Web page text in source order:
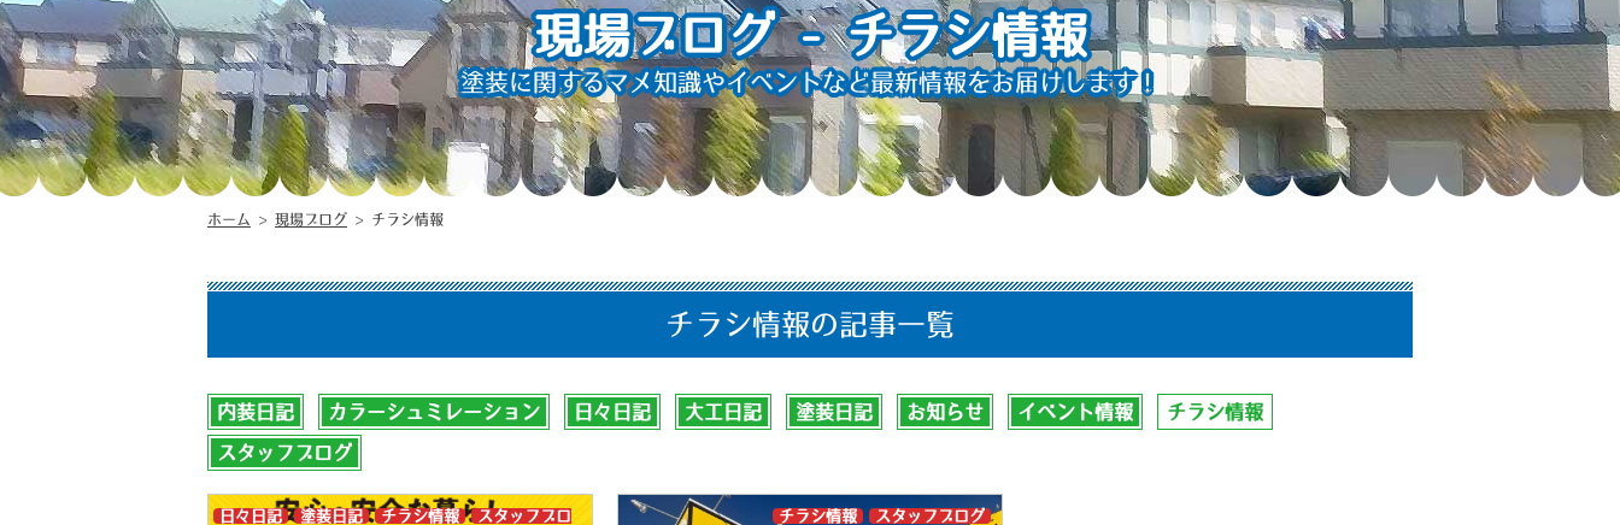
現場ブログ - チラシ情報
塗装に関するマメ知識やイベントなど最新情報をお届けします！
ホーム > 現場ブログ > チラシ情報
チラシ情報の記事一覧
内装日記 カラーシュミレーション 日々日記 大工日記 塗装日記 お知らせ イベント情報 チラシ情報
スタッフブログ
日々日記 塗装日記 チラシ情報
スタッフブロ
チラシ情報 スタッフブログ